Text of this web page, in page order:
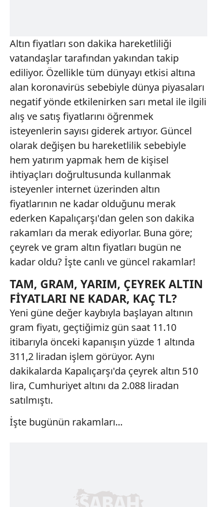
Altın fiyatları son dakika hareketliliği
vatandaşlar tarafından yakından takip
ediliyor. Özellikle tüm dünyayı etkisi altına
alan koronavirüs sebebiyle dünya piyasaları
negatif yönde etkilenirken sarı metal ile ilgili
alış ve satış fiyatlarını öğrenmek
isteyenlerin sayısı giderek artıyor. Güncel
olarak değişen bu hareketlilik sebebiyle
hem yatırım yapmak hem de kişisel
ihtiyaçları doğrultusunda kullanmak
isteyenler internet üzerinden altın
fiyatlarının ne kadar olduğunu merak
ederken Kapalıçarşı'dan gelen son dakika
rakamları da merak ediyorlar. Buna göre;
çeyrek ve gram altın fiyatları bugün ne
kadar oldu? İşte canlı ve güncel rakamlar!
TAM, GRAM, YARIM, ÇEYREK ALTIN
FİYATLARI NE KADAR, KAÇ TL?
Yeni güne değer kaybıyla başlayan altının
gram fiyatı, geçtiğimiz gün saat 11.10
itibarıyla önceki kapanışın yüzde 1 altında
311,2 liradan işlem görüyor. Aynı
dakikalarda Kapalıçarşı'da çeyrek altın 510
lira, Cumhuriyet altını da 2.088 liradan
satılmıştı.
İşte bugünün rakamları...